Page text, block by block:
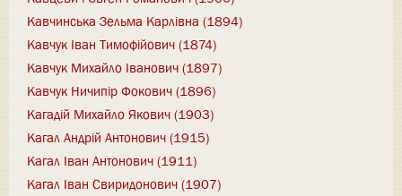
Кавчинська Зельма Карлівна (1894)
Кавчук Іван Тимофійович (1874)
Кавчук Михайло Іванович (1897)
Кавчук Ничипір Фокович (1896)
Кагадій Михайло Якович (1903)
Кагал Андрій Антонович (1915)
Кагал Іван Антонович (1911)
Кагал Іван Свиридонович (1907)